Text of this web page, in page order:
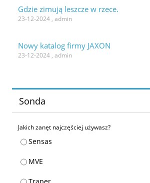
Gdzie zimują leszcze w rzece.
23-12-2024 , admin
Nowy katalog firmy JAXON
23-12-2024 , admin
Sonda
Jakich zanęt najczęściej używasz?
Sensas
MVE
Traper